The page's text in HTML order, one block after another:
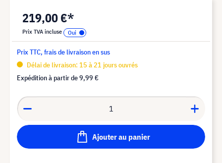
219,00 €*
Prix TVA incluse
Prix TTC, frais de livraison en sus
Délai de livraison: 15 à 21 jours ouvrés
Expédition à partir de9,99 €
Ajouter au panier